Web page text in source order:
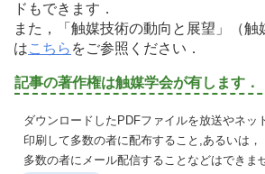
ドもできます．
また，「触媒技術の動向と展望」（
はこちら をご参照ください．
記事の著作権は触媒学会が有します．
ダウンロードしたPDFファイルを放送やネ
印刷して多数の者に配布すること,あるいは，
多数の者にメール配信することなどはできま